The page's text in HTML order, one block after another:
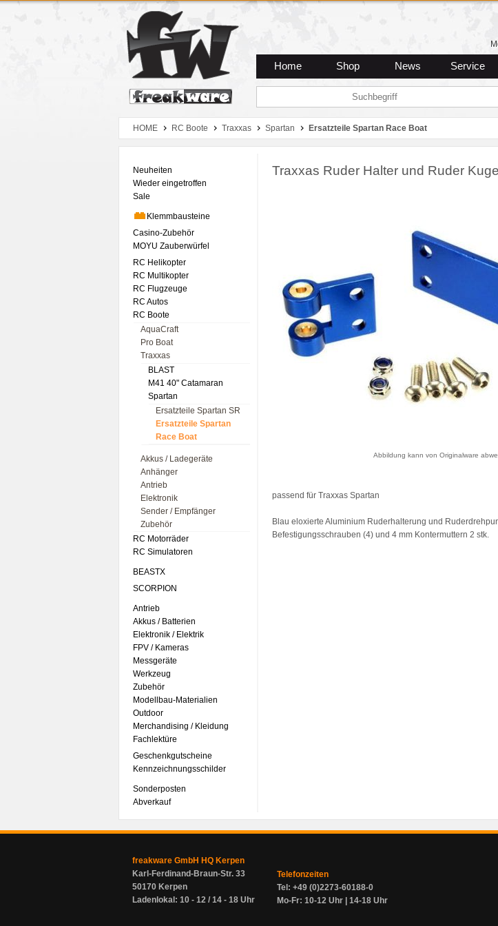
Zum Hauptmenue
Zum Seiteninhalt
Zum Warenkob
Home Shop News Service
HOME RC Boote Traxxas Spartan Ersatzteile Spartan Race Boat
Neuheiten
Wieder eingetroffen
Sale
Klemmbausteine
Casino-Zubehör
MOYU Zauberwürfel
RC Helikopter
RC Multikopter
RC Flugzeuge
RC Autos
RC Boote
AquaCraft
Pro Boat
Traxxas
BLAST
M41 40" Catamaran
Spartan
Ersatzteile Spartan SR
Ersatzteile Spartan
Race Boat
Akkus / Ladegeräte
Anhänger
Antrieb
Elektronik
Sender / Empfänger
Zubehör
RC Motorräder
RC Simulatoren
BEASTX
SCORPION
Antrieb
Akkus / Batterien
Elektronik / Elektrik
FPV / Kameras
Messgeräte
Werkzeug
Zubehör
Modellbau-Materialien
Outdoor
Merchandising / Kleidung
Fachlektüre
Geschenkgutscheine
Kennzeichnungsschilder
Sonderposten
Abverkauf
Traxxas Ruder Halter und Ruder Kugel
Abbildung kann von Originalware
passend für Traxxas Spartan
Blau eloxierte Aluminium Ruderhalterung und
Befestigungsschrauben (4) und 4 mm Kontermuttern 2 stk.
freakware GmbH HQ Kerpen
Karl-Ferdinand-Braun-Str. 33
50170 Kerpen
Ladenlokal: 10 - 12 / 14 - 18 Uhr
Telefonzeiten
Tel: +49 (0)2273-60188-0
Mo-Fr: 10-12 Uhr | 14-18 Uhr